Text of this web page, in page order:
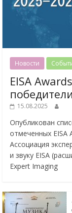
Новости
EISA
15.08.2025
Опубликован
отмеченных EISA
Ассоциация
и звуку EISA
Expert Imaging